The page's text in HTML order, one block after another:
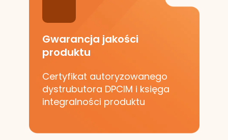
Gwarancja jakości
produktu
Certyfikat autoryzowanego
dystrubutora DPCIM i księga
integralności produktu